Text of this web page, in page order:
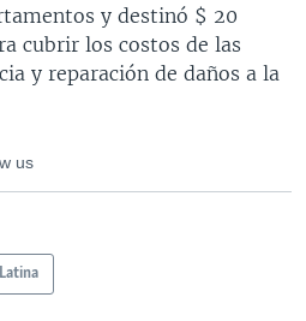
y destinó $ 20
cubrir los costos de las
y reparación de daños a la
us